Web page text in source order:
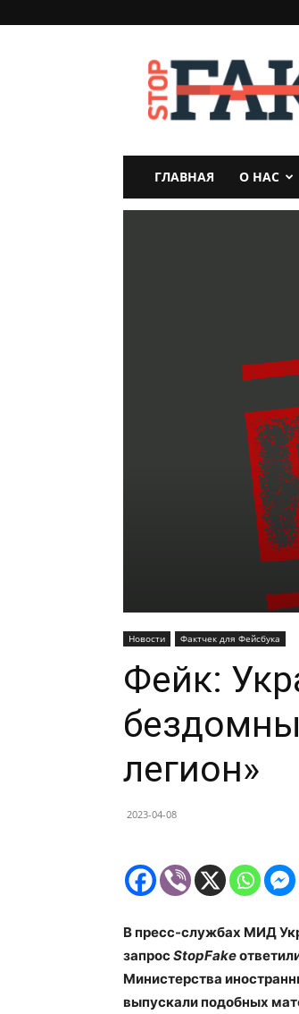
StopFake
ГЛАВНАЯ О НАС
Новости Фактчек для Фейсбука
Фейк:
легион»
2023-04-08
В пресс-службах МИД
запросStopFake
Министерства
выпускали подобных